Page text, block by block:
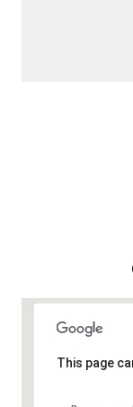
This page